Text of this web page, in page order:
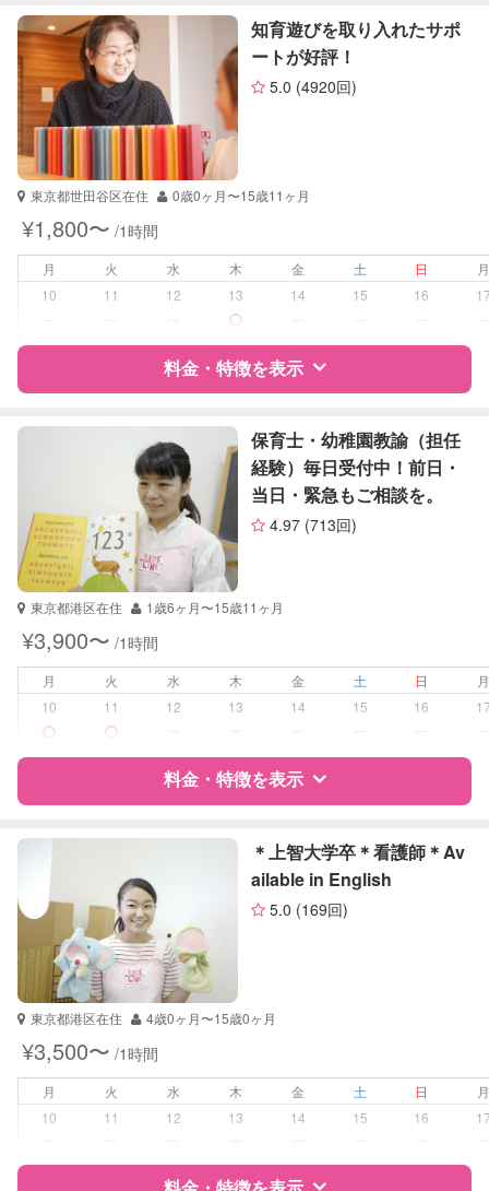
特徴 料金 レビュー
サポートの特徴
資格 自治体届出済ベビーシッター
受験対策 小学校受験
学校/塾の補習・宿題
対応科目
国語
算数
社会
知育遊びを取り入れたサポ
ートが好評！
5.0 (4920回)
東京都世田谷区在住 0歳0ヶ月〜15歳11ヶ月
¥1,800〜 /1時間
月 火 水 木 金 土 日
10
11 12 13 14 15 16
料金・特徴を表示
特徴 料金 レビュー
サポートの特徴
資格 自治体届出済ベビーシッター
受験対策 なし
学校/塾の補習・宿題
対応科目 なし
保育士・幼稚園教諭（担任
経験）毎日受付中！前日・
当日・緊急もご相談を。
4.97 (713回)
東京都港区在住 1歳6ヶ月〜15歳11ヶ月
¥3,900〜 /1時間
月 火 水 木 金 土 日
10
11 12 13 14 15 16
料金・特徴を表示
特徴 料金 レビュー
サポートの特徴
資格
企業型割引対象(旧内閣府補助対象)
自治体届出済ベビーシッター
保育士
幼稚園教諭
受験対策 なし
国語
＊上智大学卒＊看護師＊Av
ailable in English
5.0 (169回)
東京都港区在住 4歳0ヶ月〜15歳0ヶ月
¥3,500〜 /1時間
月 火 水 木 金 土 日
10
11 12 13 14 15 16